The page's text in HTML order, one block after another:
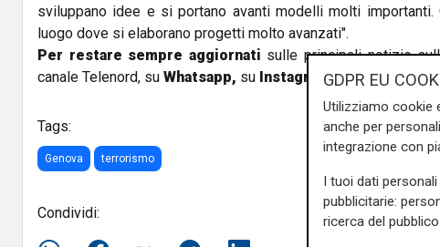
sviluppano idee e si portano avanti modelli molti importanti.
luogo dove si elaborano progetti molto avanzati".
Per restare sempre aggiornati sulle principali notizie
canale Telenord, su Whatsapp, su Instagram,suYoutubee
Tags:
Genova terrorismo
Condividi:
GDPR EU
Utilizziamo cookie
anche per
integrazione con
I tuoi dati
pubblicitarie:
ricerca del